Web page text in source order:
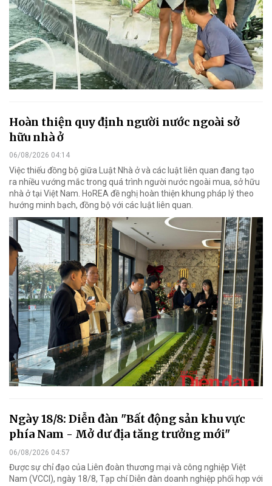
Hoàn thiện quy định người nước ngoài sở
hữu nhà ở
06/08/2026 04:14
Việc thiếu đồng bộ giữa Luật Nhà ở và các luật liên quan đang tạo
ra nhiều vướng mắc trong quá trình người nước ngoài mua, sở hữu
nhà ở tại Việt Nam. HoREA đề nghị hoàn thiện khung pháp lý theo
hướng minh bạch, đồng bộ với các luật liên quan.
Ngày 18/8: Diễn đàn "Bất động sản khu vực
phía Nam - Mở dư địa tăng trưởng mới"
06/08/2026 04:57
Được sự chỉ đạo của Liên đoàn thương mại và công nghiệp Việt
Nam (VCCI), ngày 18/8, Tạp chí Diễn đàn doanh nghiệp phối hợp với